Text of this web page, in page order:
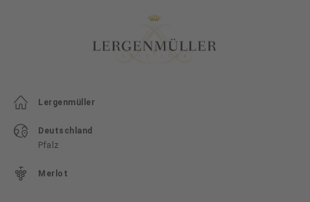
Lergenmüller
Deutschland
Pfalz
Merlot